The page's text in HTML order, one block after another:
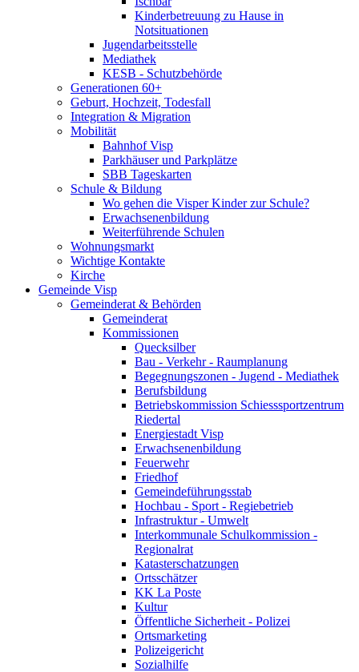
Kinderbetreuung zu Hause in
Notsituationen
Jugendarbeitsstelle
Mediathek
KESB - Schutzbehörde
Generationen 60+
Geburt, Hochzeit, Todesfall
Integration & Migration
Mobilität
Bahnhof Visp
Parkhäuser und Parkplätze
SBB Tageskarten
Schule & Bildung
Wo gehen die Visper Kinder zur Schule?
Erwachsenenbildung
Weiterführende Schulen
Wohnungsmarkt
Wichtige Kontakte
Kirche
Gemeinde Visp
Gemeinderat & Behörden
Gemeinderat
Kommissionen
Quecksilber
Bau - Verkehr - Raumplanung
Begegnungszonen - Jugend - Mediathek
Berufsbildung
Betriebskommission Schiesssportzentrum
Riedertal
Energiestadt Visp
Erwachsenenbildung
Feuerwehr
Friedhof
Gemeindeführungsstab
Hochbau - Sport - Regiebetrieb
Infrastruktur - Umwelt
Interkommunale Schulkommission -
Regionalrat
Katasterschatzungen
Ortsschätzer
KK La Poste
Kultur
Öffentliche Sicherheit - Polizei
Ortsmarketing
Polizeigericht
Sozialhilfe